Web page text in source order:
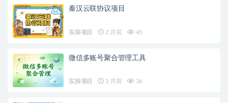
秦汉云联协议项目
实操项目 2 月前 45
微信多账号聚合管理工具
实操项目 2 月前 36